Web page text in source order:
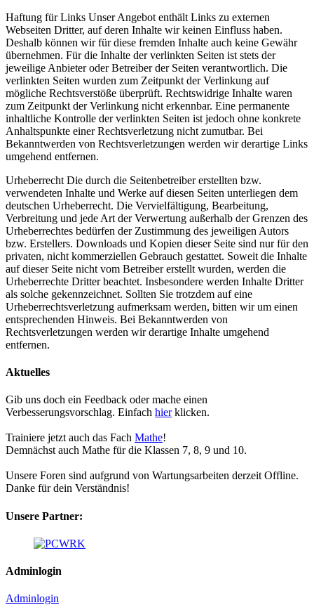
Haftung für Links Unser Angebot enthält Links zu externen
Webseiten Dritter, auf deren Inhalte wir keinen Einfluss haben.
Deshalb können wir für diese fremden Inhalte auch keine Gewähr
übernehmen. Für die Inhalte der verlinkten Seiten ist stets der
jeweilige Anbieter oder Betreiber der Seiten verantwortlich. Die
verlinkten Seiten wurden zum Zeitpunkt der Verlinkung auf
mögliche Rechtsverstöße überprüft. Rechtswidrige Inhalte waren
zum Zeitpunkt der Verlinkung nicht erkennbar. Eine permanente
inhaltliche Kontrolle der verlinkten Seiten ist jedoch ohne konkrete
Anhaltspunkte einer Rechtsverletzung nicht zumutbar. Bei
Bekanntwerden von Rechtsverletzungen werden wir derartige Links
umgehend entfernen.
Urheberrecht Die durch die Seitenbetreiber erstellten bzw.
verwendeten Inhalte und Werke auf diesen Seiten unterliegen dem
deutschen Urheberrecht. Die Vervielfältigung, Bearbeitung,
Verbreitung und jede Art der Verwertung außerhalb der Grenzen des
Urheberrechtes bedürfen der Zustimmung des jeweiligen Autors
bzw. Erstellers. Downloads und Kopien dieser Seite sind nur für den
privaten, nicht kommerziellen Gebrauch gestattet. Soweit die Inhalte
auf dieser Seite nicht vom Betreiber erstellt wurden, werden die
Urheberrechte Dritter beachtet. Insbesondere werden Inhalte Dritter
als solche gekennzeichnet. Sollten Sie trotzdem auf eine
Urheberrechtsverletzung aufmerksam werden, bitten wir um einen
entsprechenden Hinweis. Bei Bekanntwerden von
Rechtsverletzungen werden wir derartige Inhalte umgehend
entfernen.
Aktuelles
Gib uns doch ein Feedback oder mache einen
Verbesserungsvorschlag. Einfach hierklicken.
Trainiere jetzt auch das Fach Mathe!
Demnächst auch Mathe für die Klassen 7, 8, 9 und 10.
Unsere Foren sind aufgrund von Wartungsarbeiten derzeit Offline.
Danke für dein Verständnis!
Unsere Partner:
Adminlogin
Adminlogin